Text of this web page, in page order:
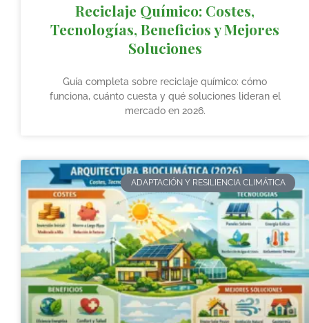
Reciclaje Químico: Costes,
Tecnologías, Beneficios y Mejores
Soluciones
Guía completa sobre reciclaje químico: cómo
funciona, cuánto cuesta y qué soluciones lideran el
mercado en 2026.
ADAPTACIÓN Y RESILIENCIA CLIMÁTICA